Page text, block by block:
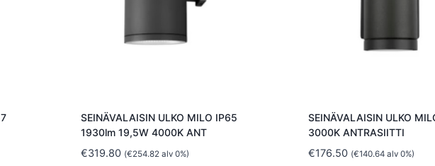
SEINÄVALAISIN ULKO MILO IP65
1930lm 19,5W 4000K ANT
€319.80 (€254.82 alv 0%)
SEINÄVALAISIN ULKO
3000K ANTRASIITTI
€176.50 (€140.64alv 0%)